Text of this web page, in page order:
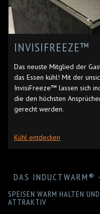
INVISIFREEZE™
Das neuste Mitglied der
das Essen kühl! Mit der
InvisiFreeze™ lassen sich
die den höchsten
gerecht werden.
Kühl entdecken
DAS INDUCTWARM®
SPEISEN WARM HALTEN
ATTRAKTIV